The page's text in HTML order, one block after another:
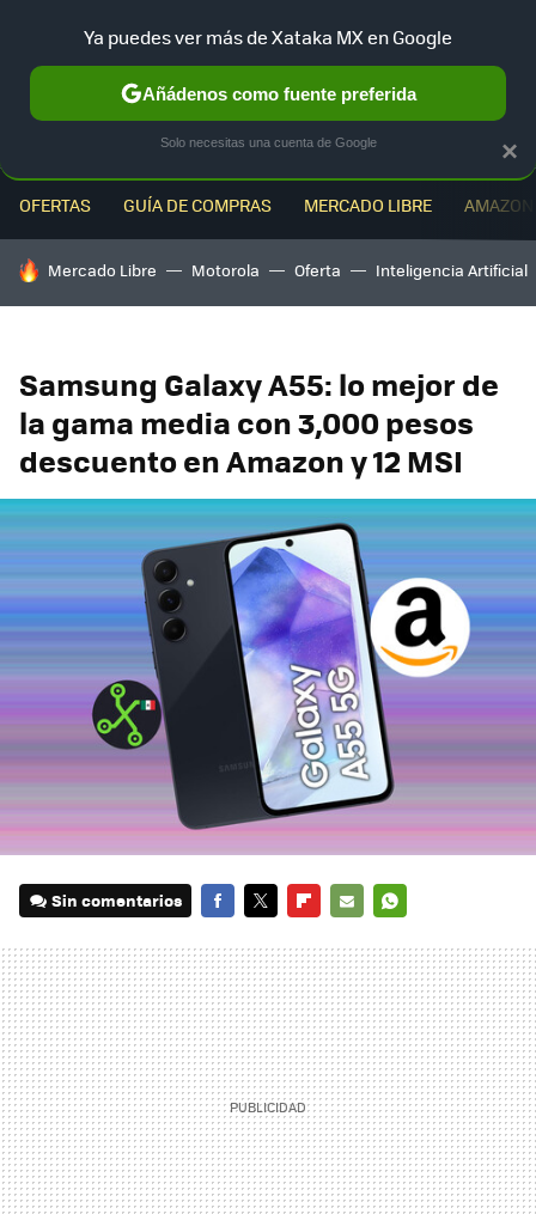
OFERTAS GUÍA DE COMPRAS MERCADO LIBRE
HOY SE HABLA DE
Mercado Libre Motorola Oferta Inteligencia Artificial
Samsung Galaxy A55: lo mejor de
la gama media con 3,000 pesos
descuento en Amazon y 12 MSI
Sin comentarios
MAIL
×
Ya puedes ver más de Xataka MX en Google
Añádenos como fuente preferida
Solo necesitas una cuenta de Google